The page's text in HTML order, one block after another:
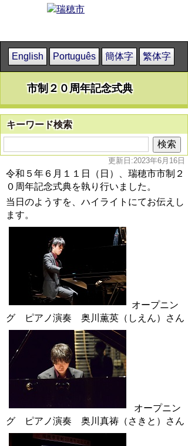
English Português 簡体字 繁体字
市制２０周年記念式典
キーワード検索
更新日:2023年6月16日
令和５年６月１１日（日）、瑞穂市市制２
０周年記念式典を執り行いました。
当日のようすを、ハイライトにてお伝えし
ます。
オープニン
グ ピアノ演奏 奥川薫英（しえん）さん
オープニン
グ ピアノ演奏 奥川真祷 （さきと）さん